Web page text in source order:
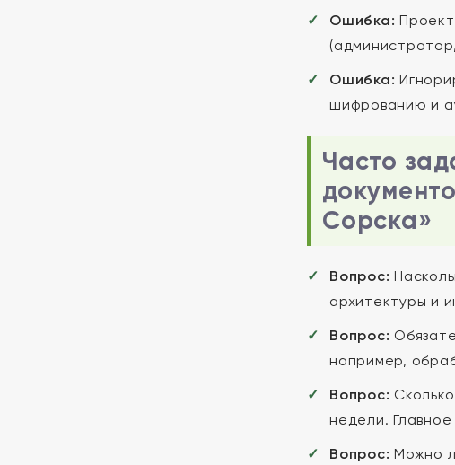
Ошибка:
Ошибка:
шифрованию и
Часто
Сорска»
Вопрос:
архитектуры и
Вопрос:
например,
Вопрос:
недели.
Вопрос: Можно